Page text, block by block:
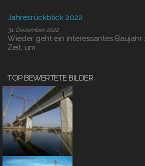
Jahresrückblick 2022
31. Dezember 2022
Wieder geht ein interessantes Baujahr
Zeit, um
TOP BEWERTETE BILDER